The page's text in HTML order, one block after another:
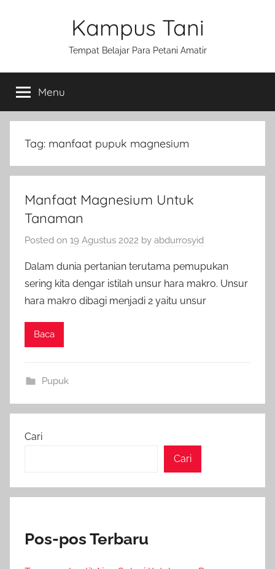
Kampus Tani
Tempat Belajar Para Petani Amatir
Menu
Tag: manfaat pupuk magnesium
Manfaat Magnesium Untuk
Tanaman
Posted on 19 Agustus 2022 by abdurrosyid
Dalam dunia pertanian terutama pemupukan
sering kita dengar istilah unsur hara makro. Unsur
hara makro dibagi menjadi 2 yaitu unsur
Baca
Pupuk
Cari
Cari
Pos-pos Terbaru